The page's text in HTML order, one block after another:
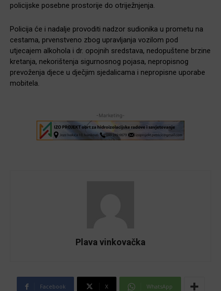
policijske posebne prostorije do otriježnjenja.
Policija će i nadalje provoditi nadzor sudionika u prometu na
cestama, prvenstveno zbog upravljanja vozilom pod
utjecajem alkohola i dr. opojnih sredstava, nedopuštene brzine
kretanja, nekorištenja sigurnosnog pojasa, nepropisnog
prevoženja djece u dječjim sjedalicama i nepropisne uporabe
mobitela.
-Marketing-
Plava vinkovačka
Facebook X WhatsApp